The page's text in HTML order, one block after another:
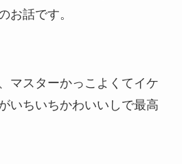
お話です。
マスターかっこよくてイケ
いちいちかわいいしで最高